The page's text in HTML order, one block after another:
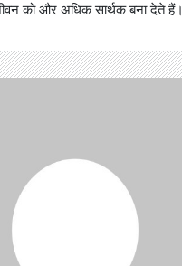
को और अधिक सार्थक बना देते हैं।